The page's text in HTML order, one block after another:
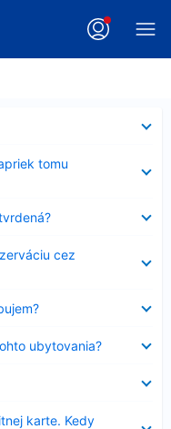
tomu
cez
ubytovania?
karte. Kedy